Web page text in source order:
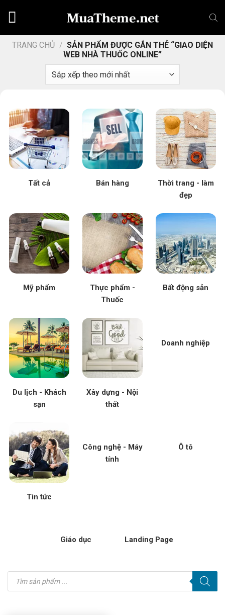
dungTRANG CHỦ / SẢN PHẨM ĐƯỢC GẮN THẺ “GIAO DIỆN
WEB NHÀ THUỐC ONLINE”
Tất cả Bán hàng
Thời trang - làm
đẹp
Mỹ phẩm
Thực phẩm -
Thuốc
Bất động sản
Du lịch - Khách
sạn
Xây dựng - Nội
thất
Doanh nghiệp
Tin tức
Công nghệ - Máy
tính
Ô tô
Giáo dục Landing Page
Tìm
kiếm
sản